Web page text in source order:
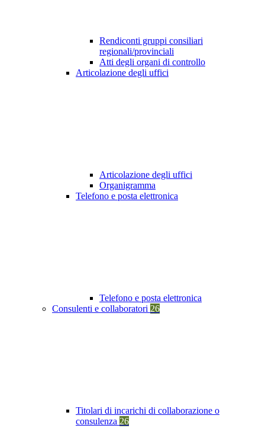
Rendiconti gruppi consiliari
regionali/provinciali
Atti degli organi di controllo
Articolazione degli uffici
Articolazione degli uffici
Organigramma
Telefono e posta elettronica
Telefono e posta elettronica
Consulenti e collaboratori 26
Titolari di incarichi di collaborazione o
consulenza 26